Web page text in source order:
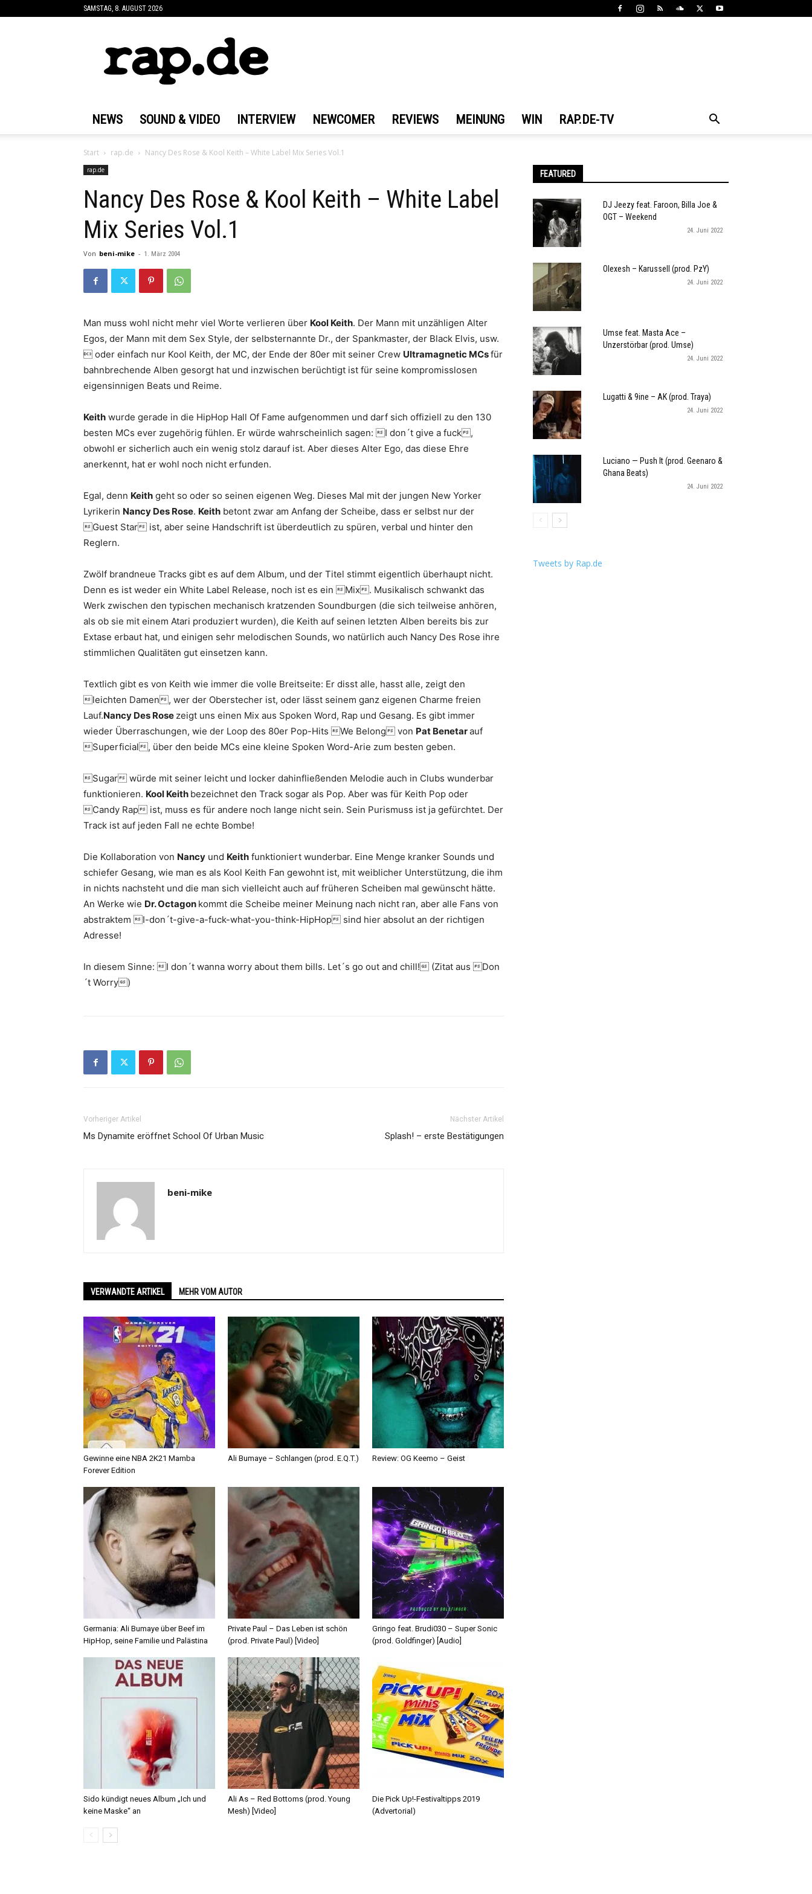
SAMSTAG, 8. AUGUST 2026
NEWS SOUND & VIDEO INTERVIEW NEWCOMER REVIEWS MEINUNG WIN RAP.DE-TV
Start rap.de Nancy Des Rose & Kool Keith – White Label Mix Series Vol.1
rap.de
Nancy Des Rose & Kool Keith – White Label
Mix Series Vol.1
Von beni-mike - 1. März 2004
Man muss wohl nicht mehr viel Worte verlieren über Kool Keith. Der Mann mit unzähligen Alter
Egos, der Mann mit dem Sex Style, der selbsternannte Dr., der Spankmaster, der Black Elvis, usw.
 oder einfach nur Kool Keith, der MC, der Ende der 80er mit seiner Crew Ultramagnetic MCsfür
bahnbrechende Alben gesorgt hat und inzwischen berüchtigt ist für seine kompromisslosen
eigensinnigen Beats und Reime.
Keith wurde gerade in die HipHop Hall Of Fame aufgenommen und darf sich offiziell zu den 130
besten MCs ever zugehörig fühlen. Er würde wahrscheinlich sagen: I don´t give a fuck,
obwohl er sicherlich auch ein wenig stolz darauf ist. Aber dieses Alter Ego, das diese Ehre
anerkennt, hat er wohl noch nicht erfunden.
Egal, denn Keith geht so oder so seinen eigenen Weg. Dieses Mal mit der jungen New Yorker
Lyrikerin Nancy Des Rose. Keith betont zwar am Anfang der Scheibe, dass er selbst nur der
Guest Star ist, aber seine Handschrift ist überdeutlich zu spüren, verbal und hinter den
Reglern.
Zwölf brandneue Tracks gibt es auf dem Album, und der Titel stimmt eigentlich überhaupt nicht.
Denn es ist weder ein White Label Release, noch ist es ein Mix. Musikalisch schwankt das
Werk zwischen den typischen mechanisch kratzenden Soundburgen (die sich teilweise anhören,
als ob sie mit einem Atari produziert wurden), die Keith auf seinen letzten Alben bereits bis zur
Extase erbaut hat, und einigen sehr melodischen Sounds, wo natürlich auch Nancy Des Rose ihre
stimmlichen Qualitäten gut einsetzen kann.
Textlich gibt es von Keith wie immer die volle Breitseite: Er disst alle, hasst alle, zeigt den
leichten Damen, wer der Oberstecher ist, oder lässt seinem ganz eigenen Charme freien
Lauf.Nancy Des Rose zeigt uns einen Mix aus Spoken Word, Rap und Gesang. Es gibt immer
wieder Überraschungen, wie der Loop des 80er Pop-Hits We Belong von Pat Benetarauf
Superficial, über den beide MCs eine kleine Spoken Word-Arie zum besten geben.
Sugar würde mit seiner leicht und locker dahinfließenden Melodie auch in Clubs wunderbar
funktionieren. Kool Keith bezeichnet den Track sogar als Pop. Aber was für Keith Pop oder
Candy Rap ist, muss es für andere noch lange nicht sein. Sein Purismuss ist ja gefürchtet. Der
Track ist auf jeden Fall ne echte Bombe!
Die Kollaboration von Nancy und Keith funktioniert wunderbar. Eine Menge kranker Sounds und
schiefer Gesang, wie man es als Kool Keith Fan gewohnt ist, mit weiblicher Unterstützung, die ihm
in nichts nachsteht und die man sich vielleicht auch auf früheren Scheiben mal gewünscht hätte.
An Werke wie Dr. Octagon kommt die Scheibe meiner Meinung nach nicht ran, aber alle Fans von
abstraktem I-don´t-give-a-fuck-what-you-think-HipHop sind hier absolut an der richtigen
Adresse!
In diesem Sinne: I don´t wanna worry about them bills. Let´s go out and chill! (Zitat aus Don
´t Worry)
Vorheriger Artikel
Ms Dynamite eröffnet School Of Urban Music
Nächster Artikel
Splash! – erste Bestätigungen
beni-mike
VERWANDTE ARTIKEL MEHR VOM AUTOR
Gewinne eine NBA 2K21 Mamba
Forever Edition
Ali Bumaye – Schlangen (prod. E.Q.T.) Review: OG Keemo – Geist
Germania: Ali Bumaye über Beef im
HipHop, seine Familie und Palästina
Private Paul – Das Leben ist schön
(prod. Private Paul) [Video]
Gringo feat. Brudi030 – Super Sonic
(prod. Goldfinger) [Audio]
Sido kündigt neues Album „Ich und
keine Maske“ an
Ali As – Red Bottoms (prod. Young
Mesh) [Video]
Die Pick Up!-Festivaltipps 2019
(Advertorial)
FEATURED
DJ Jeezy feat. Faroon, Billa Joe &
OGT – Weekend
24. Juni 2022
Olexesh – Karussell (prod. PzY)
24. Juni 2022
Umse feat. Masta Ace –
Unzerstörbar (prod. Umse)
24. Juni 2022
Lugatti & 9ine – AK (prod. Traya)
24. Juni 2022
Luciano — Push It (prod. Geenaro &
Ghana Beats)
24. Juni 2022
Tweets by Rap.de